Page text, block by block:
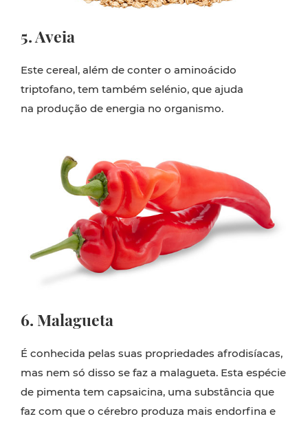
5. Aveia
Este cereal, além de conter o aminoácido
triptofano, tem também selénio, que ajuda
na produção de energia no organismo.
6. Malagueta
É conhecida pelas suas propriedades afrodisíacas,
mas nem só disso se faz a malagueta. Esta espécie
de pimenta tem capsaicina, uma substância que
faz com que o cérebro produza mais endorfina e